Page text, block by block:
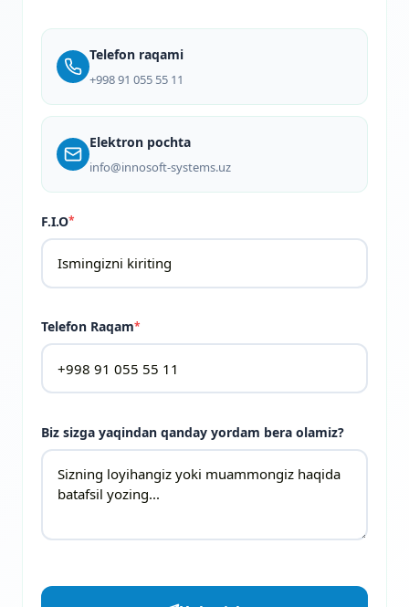
Telefon raqami
+998 91 055 55 11
Elektron pochta
info@innosoft-systems.uz
F.I.O*
Telefon Raqam*
Biz sizga yaqindan qanday yordam bera olamiz?